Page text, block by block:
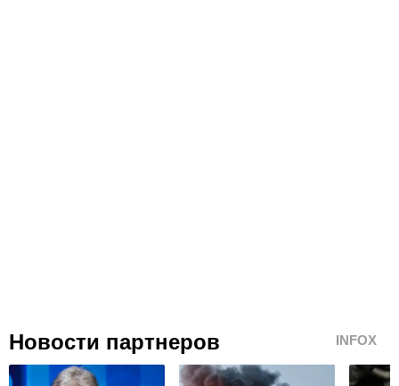
Новости партнеров INFOX